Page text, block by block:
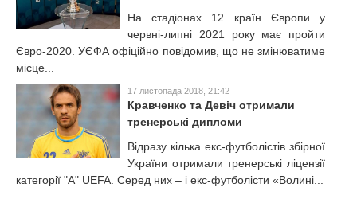
На стадіонах 12 країн Європи у
червні-липні 2021 року має пройти
Євро-2020. УЄФА офіційно повідомив, що не змінюватиме
місце...
17 листопада 2018, 21:42
Кравченко та Девіч отримали
тренерські дипломи
Відразу кілька екс-футболістів збірної
України отримали тренерські ліцензії
категорії "А" UEFA. Серед них – і екс-футболісти «Волині...